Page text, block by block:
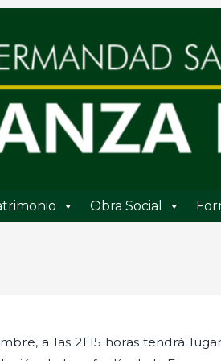
Obra Social
a las 21:15 horas tendrá